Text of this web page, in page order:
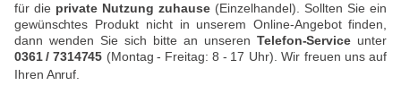
für die private Nutzung zuhause(Einzelhandel). Sollten Sie ein
gewünschtes Produkt nicht in unserem Online-Angebot finden,
dann wenden Sie sich bitte an unseren Telefon-Service unter
0361 / 7314745 (Montag - Freitag: 8 - 17 Uhr). Wir freuen uns auf
Ihren Anruf.